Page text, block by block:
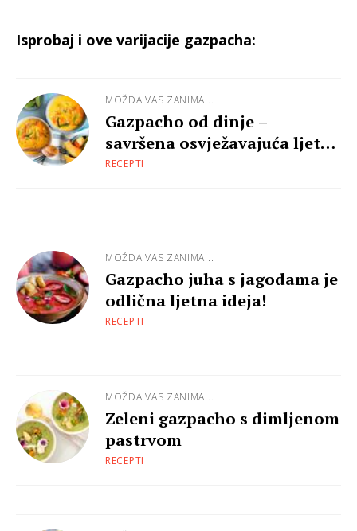
Isprobaj i ove varijacije gazpacha:
MOŽDA VAS ZANIMA...
Gazpacho od dinje –
savršena osvježavajuća ljetna
juha
RECEPTI
MOŽDA VAS ZANIMA...
Gazpacho juha s jagodama je
odlična ljetna ideja!
RECEPTI
MOŽDA VAS ZANIMA...
Zeleni gazpacho s dimljenom
pastrvom
RECEPTI